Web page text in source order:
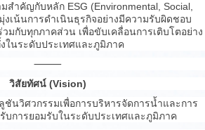
สำคัญกับหลัก ESG (Environmental, Social,
งเน้นการดำเนินธุรกิจอย่างมีความรับผิดชอบ
มกับทุกภาคส่วน เพื่อขับเคลื่อนการเติบโตอย่าง
ในระดับประเทศและภูมิภาค
⸻
วิสัยทัศน์ (Vision)
นวิศวกรรมเพื่อการบริหารจัดการน้ำและการ
บการยอมรับในระดับประเทศและภูมิภาค